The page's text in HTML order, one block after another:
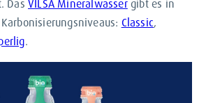
Das VILSA Mineralwassergibt es in
Classic,
.